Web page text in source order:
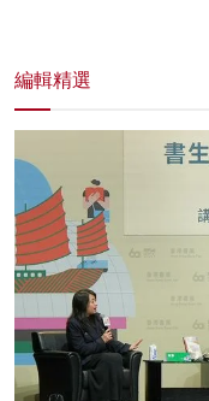
編輯精選